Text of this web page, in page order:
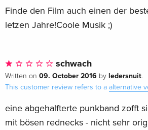
Finde den Film auch einen der
letzen Jahre!Coole Musik ;)
schwach
Written on 09. October 2016 by ledersnuit.
This customer review refers to a alternative
eine abgehalfterte punkband zofft
mit bösen rednecks - nicht sehr